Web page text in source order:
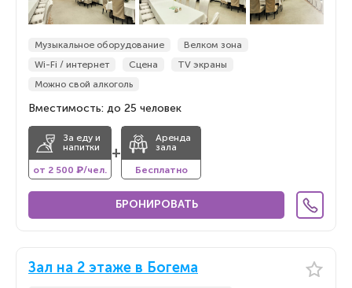
Музыкальное оборудование
Велком зона
Wi-Fi / интернет
Сцена
TV экраны
Можно свой алкоголь
Вместимость: до 25 человек
За еду и
напитки
от 2 500 ₽/чел.
+
Аренда
зала
Бесплатно
БРОНИРОВАТЬ
Зал на 2 этаже в Богема